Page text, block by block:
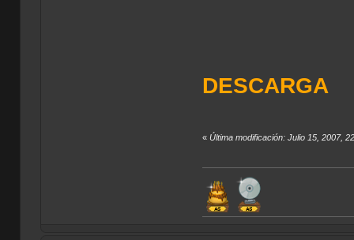
DESCARGA
«Última modificación: Julio 15, 2007,